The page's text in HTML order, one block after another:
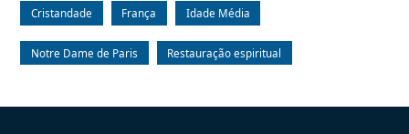
Cristandade França Idade Média
Notre Dame de Paris Restauração espiritual